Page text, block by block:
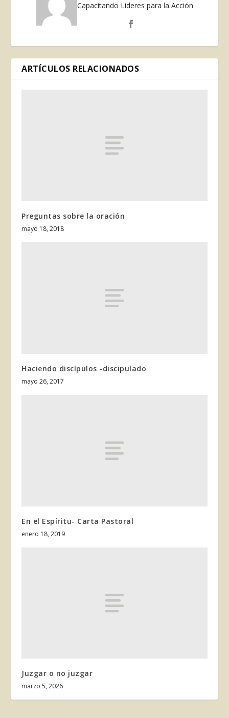
Capacitando Líderes para la Acción
ARTÍCULOS RELACIONADOS
Preguntas sobre la oración
mayo 18, 2018
Haciendo discípulos -discipulado
mayo 26, 2017
En el Espíritu- Carta Pastoral
enero 18, 2019
Juzgar o no juzgar
marzo 5, 2026